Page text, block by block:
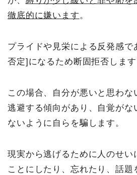
徹底的に嫌います。
プライドや見栄による反発感で
否定]になるため断固拒否します
この場合、自分が悪いと思わな
逃避する傾向があり、自覚がな
ないように自らを騙します。
現実から逃げるために人のせい
ことにしたり、忘れたり、話題